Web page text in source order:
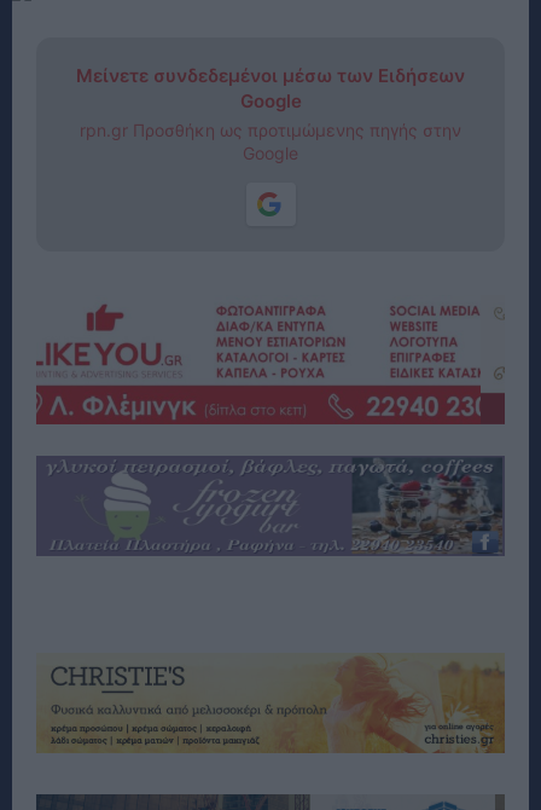
Μείνετε συνδεδεμένοι μέσω των Ειδήσεων
Google
rpn.gr Προσθήκη ως προτιμώμενης πηγής στην
Google